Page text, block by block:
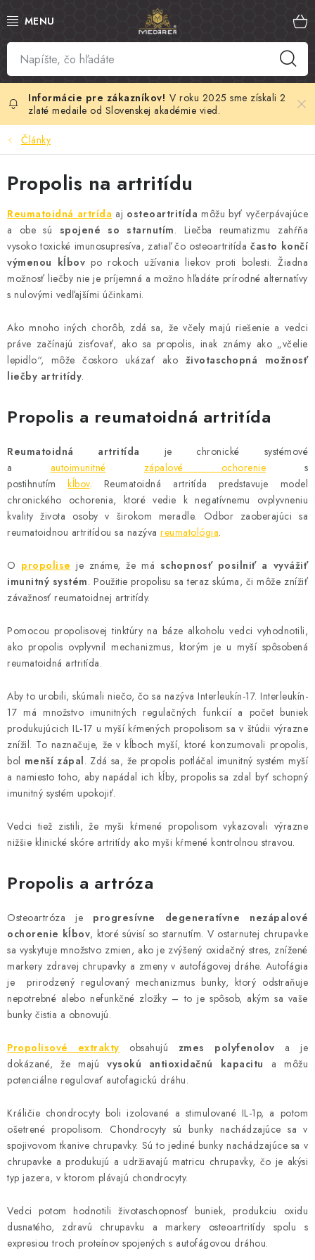
na
SLOVENSKÝ MED
MANUKA MED
VČELÍ PEĽ
MATERSKÁ KAŠIČKA
VČELÍ JED
MEDOVÁ KOZMETIKA
MEDOVÉ DARČEKOVÉ SETY
DOPLNKY KU VČELÍM PRODUKTOM
MEDOVÉ CUKROVINKY
SLUŽBY VČELÁRA
DARČEKOVÝ POUKAZ
VČELÁRSKE POTREBY
AKCIE A ZĽAVY
ČOKOLÁDA
VÝŽIVOVÉ DOPLNKY
Kamenná predajňa Náš príbeh
Fotogaléria
Obchodné podmienky
Vrátenie tovaru, výmena a reklamácie
V roku 2025 sme získali 2
zlaté medaile od Slovenskej akadémie vied.
Články
Propolis na artritídu
Reumatoidná artrída aj osteoartritída môžu byť vyčerpávajúce
a obe sú spojené so starnutím. Liečba reumatizmu zahŕňa
vysoko toxické imunosupresíva, zatiaľ čo osteoartritída často končí
výmenou kĺbov po rokoch užívania liekov proti bolesti. Žiadna
možnosť liečby nie je príjemná a možno hľadáte prírodné alternatívy
s nulovými vedľajšími účinkami.
Ako mnoho iných chorôb, zdá sa, že včely majú riešenie a vedci
práve začínajú zisťovať, ako sa propolis, inak známy ako „včelie
lepidlo“, môže čoskoro ukázať ako životaschopná možnosť
liečby artritídy.
Propolis a reumatoidná artritída
Reumatoidná artritída je chronické systémové
a autoimunitné zápalové ochorenie s
postihnutímkĺbov. Reumatoidná artritída predstavuje model
chronického ochorenia, ktoré vedie k negatívnemu ovplyvneniu
kvality života osoby v širokom meradle. Odbor zaoberajúci sa
reumatoidnou artritídou sa nazýva reumatológia.
O propolise je známe, že má schopnosť posilniť a vyvážiť
imunitný systém. Použitie propolisu sa teraz skúma, či môže znížiť
závažnosť reumatoidnej artritídy.
Pomocou propolisovej tinktúry na báze alkoholu vedci vyhodnotili,
ako propolis ovplyvnil mechanizmus, ktorým je u myší spôsobená
reumatoidná artritída.
Aby to urobili, skúmali niečo, čo sa nazýva Interleukín-17. Interleukín-
17 má množstvo imunitných regulačných funkcií a počet buniek
produkujúcich IL-17 u myší kŕmených propolisom sa v štúdii výrazne
znížil. To naznačuje, že v kĺboch ​​myší, ktoré konzumovali propolis,
bol menší zápal. Zdá sa, že propolis potláčal imunitný systém myší
a namiesto toho, aby napádal ich kĺby, propolis sa zdal byť schopný
imunitný systém upokojiť.
Vedci tiež zistili, že myši kŕmené propolisom vykazovali výrazne
nižšie klinické skóre artritídy ako myši kŕmené kontrolnou stravou.
Propolis a artróza
Osteoartróza je progresívne degeneratívne nezápalové
ochorenie kĺbov, ktoré súvisí so starnutím. V ostarnutej chrupavke
sa vyskytuje množstvo zmien, ako je zvýšený oxidačný stres, znížené
markery zdravej chrupavky a zmeny v autofágovej dráhe. Autofágia
je prirodzený regulovaný mechanizmus bunky, ktorý odstraňuje
nepotrebné alebo nefunkčné zložky – to je spôsob, akým sa vaše
bunky čistia a obnovujú.
Propolisové extrakty obsahujú zmes polyfenolov a je
dokázané, že majúvysokú antioxidačnú kapacitu a môžu
potenciálne regulovať autofagickú dráhu.
Králičie chondrocyty boli izolované a stimulované IL-1p, a potom
ošetrené propolisom. Chondrocyty sú bunky nachádzajúce sa v
spojivovom tkanive chrupavky. Sú to jediné bunky nachádzajúce sa v
chrupavke a produkujú a udržiavajú matricu chrupavky, čo je akýsi
typ jazera, v ktorom plávajú chondrocyty.
Vedci potom hodnotili životaschopnosť buniek, produkciu oxidu
dusnatého, zdravú chrupavku a markery osteoartritídy spolu s
expresiou troch proteínov spojených s autofágovou dráhou.